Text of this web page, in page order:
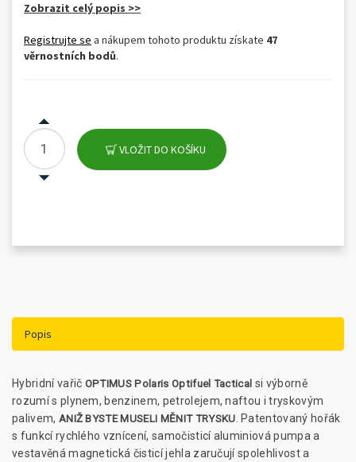
Zobrazit celý popis >>
Registrujte se a nákupem tohoto produktu získate 47
věrnostních bodů.
VLOŽIT DO KOŠÍKU
Popis
Hybridní vařič OPTIMUS Polaris Optifuel Tactical si výborně
rozumí s plynem, benzinem, petrolejem, naftou i tryskovým
palivem, ANIŽ BYSTE MUSELI MĚNIT TRYSKU . Patentovaný hořák
s funkcí rychlého vznícení, samočisticí aluminiová pumpa a
vestavěná magnetická čisticí jehla zaručují spolehlivost a